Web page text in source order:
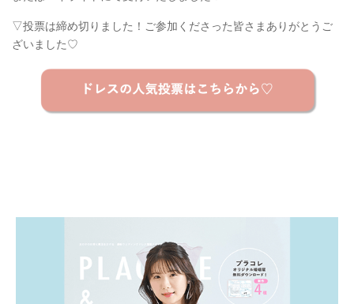
▽投票は締め切りました！ご参加くださった皆さまありがとうご
ざいました♡